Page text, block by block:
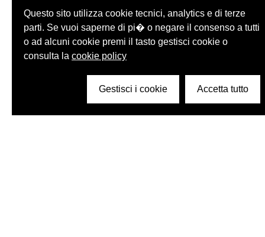
Questo sito utilizza cookie tecnici, analytics e di terze
parti. Se vuoi saperne di pi� o negare il consenso a tutti
o ad alcuni cookie premi il tasto gestisci cookie o
consulta la cookie policy
Gestisci i cookie Accetta tutto